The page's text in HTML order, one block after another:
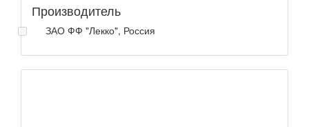
Производитель
ЗАО ФФ "Лекко", Россия